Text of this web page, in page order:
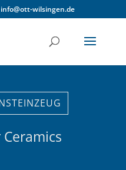
info@ott-wilsingen.de